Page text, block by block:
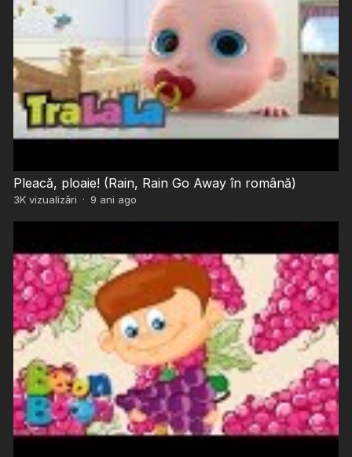
Pleacă, ploaie! (Rain, Rain Go Away în română)
3Kvizualizări · 9 ani ago